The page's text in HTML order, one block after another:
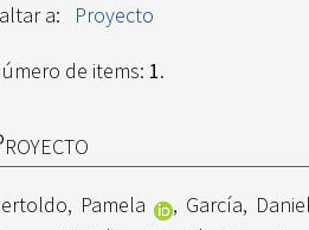
a:
Proyecto
de items: 1.
Pamela , García,